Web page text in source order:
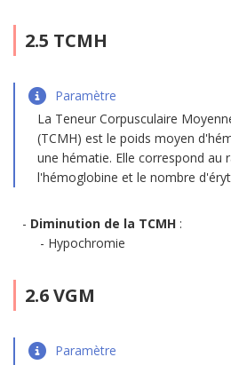
2.5 TCMH
Paramètre
La Teneur Corpusculaire
(TCMH) est le poids moyen
une hématie. Elle correspond au
l'hémoglobine et le nombre
Diminution de la TCMH :
Hypochromie
2.6 VGM
Paramètre